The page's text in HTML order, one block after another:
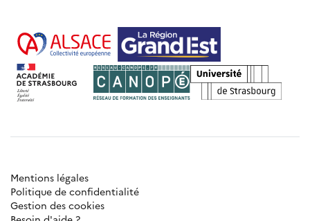
Mentions légales
Politique de confidentialité
Gestion des cookies